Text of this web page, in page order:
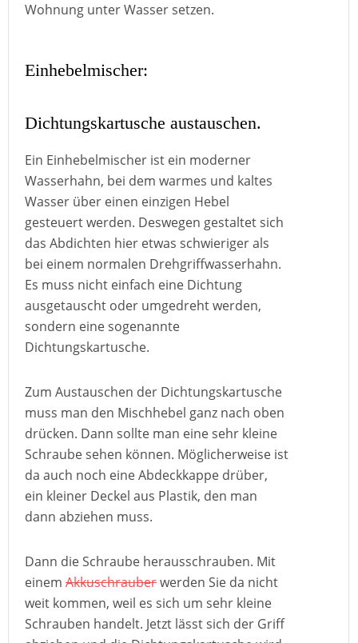
Wohnung unter Wasser setzen.
Einhebelmischer:
Dichtungskartusche austauschen.
Ein Einhebelmischer ist ein moderner
Wasserhahn, bei dem warmes und kaltes
Wasser über einen einzigen Hebel
gesteuert werden. Deswegen gestaltet sich
das Abdichten hier etwas schwieriger als
bei einem normalen Drehgriffwasserhahn.
Es muss nicht einfach eine Dichtung
ausgetauscht oder umgedreht werden,
sondern eine sogenannte
Dichtungskartusche.
Zum Austauschen der Dichtungskartusche
muss man den Mischhebel ganz nach oben
drücken. Dann sollte man eine sehr kleine
Schraube sehen können. Möglicherweise ist
da auch noch eine Abdeckkappe drüber,
ein kleiner Deckel aus Plastik, den man
dann abziehen muss.
Dann die Schraube herausschrauben. Mit
einem Akkuschrauberwerden Sie da nicht
weit kommen, weil es sich um sehr kleine
Schrauben handelt. Jetzt lässt sich der Griff